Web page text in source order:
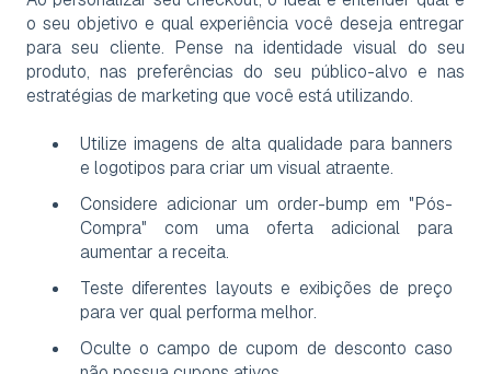
o seu objetivo e qual experiência você deseja entregar
para seu cliente. Pense na identidade visual do seu
produto, nas preferências do seu público-alvo e nas
estratégias de marketing que você está utilizando.
Utilize imagens de alta qualidade para banners
e logotipos para criar um visual atraente.
Considere adicionar um order-bump em "Pós-
Compra" com uma oferta adicional para
aumentar a receita.
Teste diferentes layouts e exibições de preço
para ver qual performa melhor.
Oculte o campo de cupom de desconto caso